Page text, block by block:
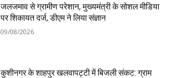
जलजमाव से ग्रामीण परेशान, मुख्यमंत्री के सोशल मीडिया
पर शिकायत दर्ज, डीएम ने लिया संज्ञान
09/08/2026
कुशीनगर के शाहपुर खलवापट्टी में बिजली संकट: ग्राम